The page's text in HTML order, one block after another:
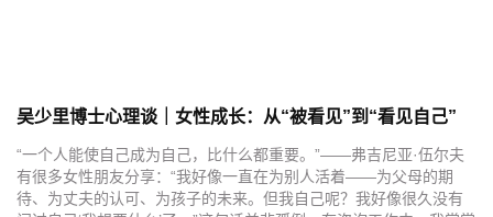
吴少里博士心理谈｜女性成长：从“被看见”到“看见自己”
“一个人能使自己成为自己，比什么都重要。”——弗吉尼亚·伍尔夫
有很多女性朋友分享：“我好像一直在为别人活着——为父母的期
待、为丈夫的认可、为孩子的未来。但我自己呢？我好像很久没有